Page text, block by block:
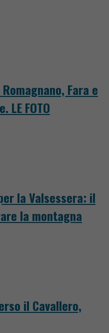
Fara e
LE FOTO
la Valsessera: il
la montagna
il Cavallero,